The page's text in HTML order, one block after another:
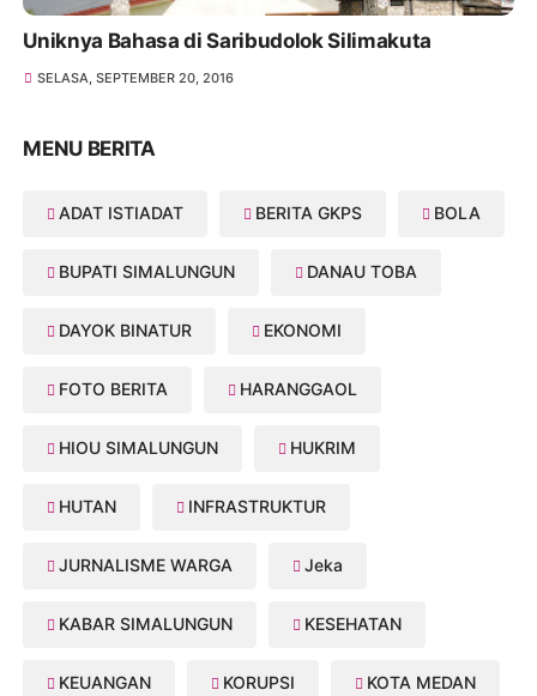
Uniknya Bahasa di Saribudolok Silimakuta
SELASA, SEPTEMBER 20, 2016
MENU BERITA
ADAT ISTIADAT BERITA GKPS BOLA
BUPATI SIMALUNGUN DANAU TOBA
DAYOK BINATUR EKONOMI
FOTO BERITA HARANGGAOL
HIOU SIMALUNGUN HUKRIM
HUTAN INFRASTRUKTUR
JURNALISME WARGA Jeka
KABAR SIMALUNGUN KESEHATAN
KEUANGAN KORUPSI KOTA MEDAN